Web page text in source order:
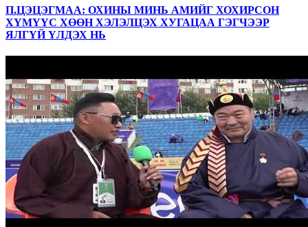
П.ЦЭЦЭГМАА: ОХИНЫ МИНЬ АМИЙГ ХОХИРСОН
ХҮМҮҮС ХӨӨН ХЭЛЭЛЦЭХ ХУГАЦАА ГЭГЧЭЭР
ЯЛГҮЙ ҮЛДЭХ НЬ